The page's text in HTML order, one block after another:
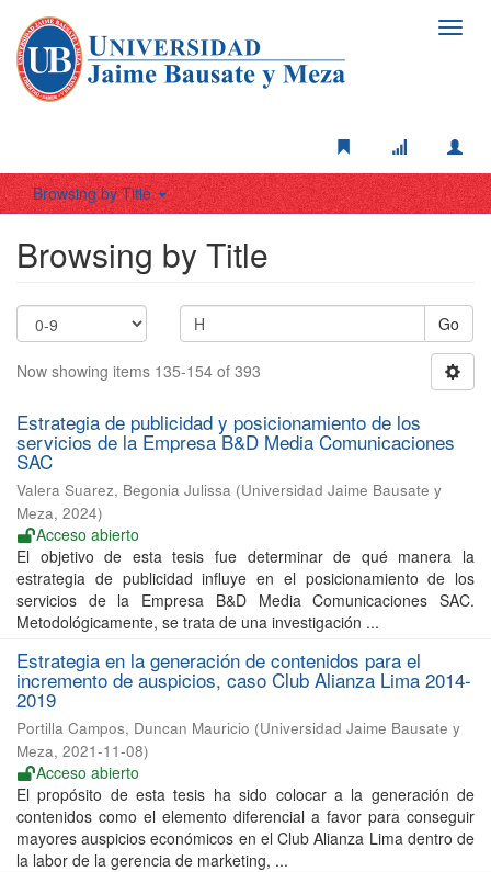
Browsing by Title
Browsing by Title
Go
Now showing items 135-154 of 393
Estrategia de publicidad y posicionamiento de los
servicios de la Empresa B&D Media Comunicaciones
SAC
Valera Suarez, Begonia Julissa (Universidad Jaime Bausate y
Meza, 2024)
Acceso abierto
El objetivo de esta tesis fue determinar de qué manera la
estrategia de publicidad influye en el posicionamiento de los
servicios de la Empresa B&D Media Comunicaciones SAC.
Metodológicamente, se trata de una investigación ...
Estrategia en la generación de contenidos para el
incremento de auspicios, caso Club Alianza Lima 2014-
2019
Portilla Campos, Duncan Mauricio (Universidad Jaime Bausate y
Meza, 2021-11-08)
Acceso abierto
El propósito de esta tesis ha sido colocar a la generación de
contenidos como el elemento diferencial a favor para conseguir
mayores auspicios económicos en el Club Alianza Lima dentro de
la labor de la gerencia de marketing, ...